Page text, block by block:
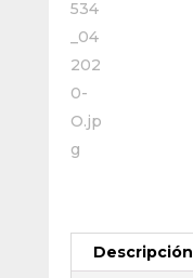
Descripción